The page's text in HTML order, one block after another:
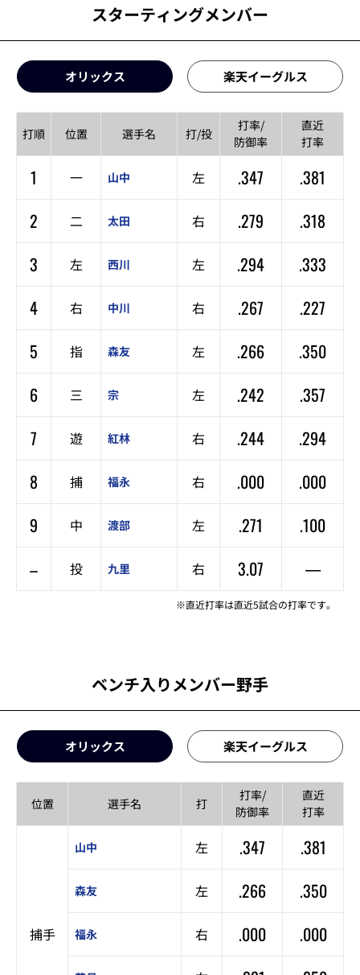
スターティングメンバー
オリックス 楽天イーグルス
打順 位置 選手名 打/投
打率/
防御率
直近
打率
1 一 山中 左 .347
.381
2
二 太田 右 .279
.318
3
左 西川 左 .294
.333
4
右 中川 右 .267
.227
5
指 森友 左 .266
.350
6
三 宗 左 .242
.357
7
遊 紅林 右 .244
.294
8
捕 福永 右 .000
.000
9
中 渡部 左 .271
.100
–
投 九里 右 3.07 —
※直近打率は直近5試合の打率です。
ベンチ入りメンバー野手
オリックス 楽天イーグルス
位置 選手名 打
打率/
防御率
直近
打率
捕手
山中 左 .347 .381
森友 左 .266 .350
福永 右 .000 .000